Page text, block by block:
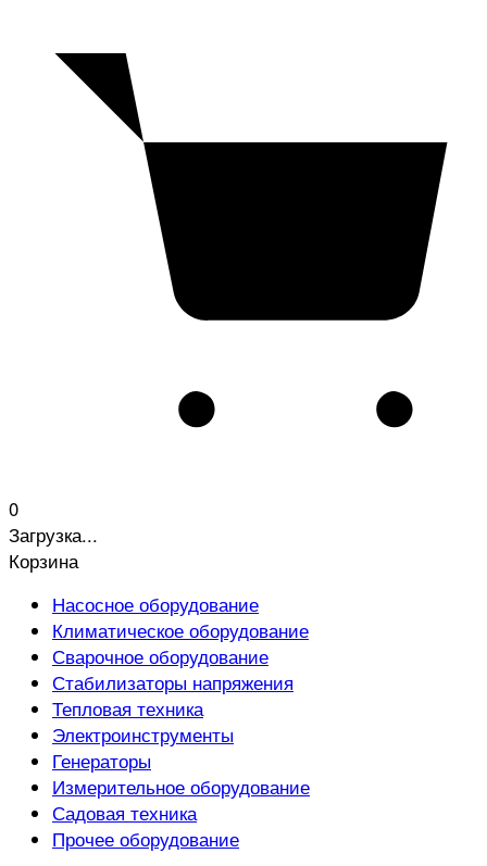
0
Загрузка...
Корзина
Насосное оборудование
Климатическое оборудование
Сварочное оборудование
Стабилизаторы напряжения
Тепловая техника
Электроинструменты
Генераторы
Измерительное оборудование
Садовая техника
Прочее оборудование